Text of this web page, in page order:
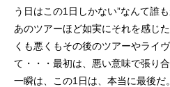
う日はこの1日しかない”なんて誰
あのツアーほど如実にそれを感じ
くも悪くもその後のツアーやライ
て・・・最初は、悪い意味で張り
一瞬は、この1日は、本当に最後だ